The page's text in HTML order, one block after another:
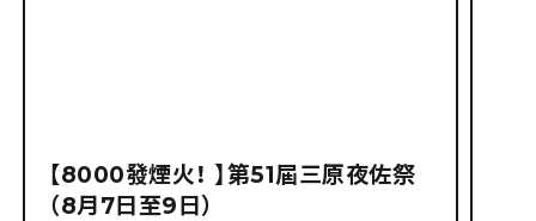
【8000發煙火！ 】第51屆三原夜佐祭
（8月7日至9日）